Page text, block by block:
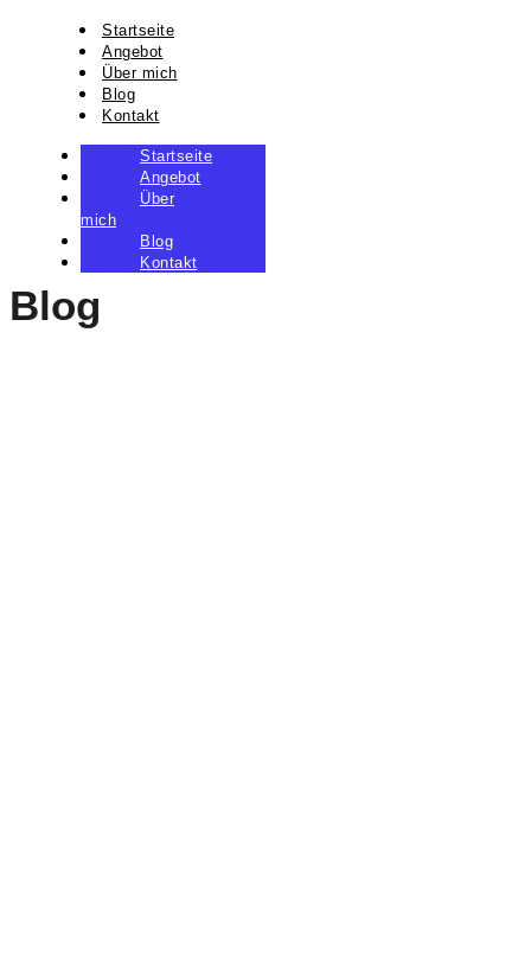
Startseite
Angebot
Über mich
Blog
Kontakt
Startseite
Angebot
Über
mich
Blog
Kontakt
Blog